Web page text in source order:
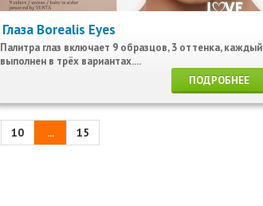
Глаза Borealis Eyes
Палитра глаз включает 9 образцов, 3 оттенка, каждый
выполнен в трёх вариантах....
ПОДРОБНЕЕ
10 ... 15